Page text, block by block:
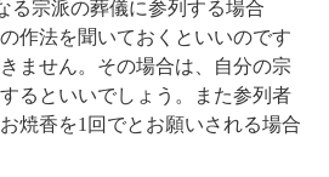
る宗派の葬儀に参列する場合
作法を聞いておくといいのです
ません。その場合は、自分の宗
るといいでしょう。また参列者
焼香を1回でとお願いされる場合